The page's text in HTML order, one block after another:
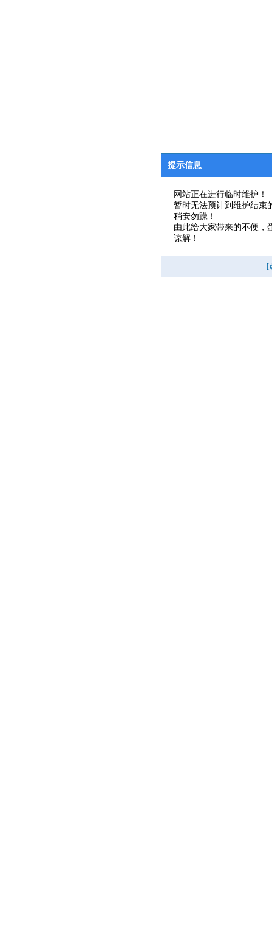
提示信息
网站正在进行临时维护！
暂时无法预计到维护结束
稍安勿躁！
由此给大家带来的不便，
谅解！
[